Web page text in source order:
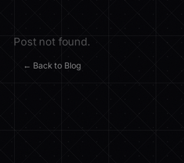
Post not found.
← Back to Blog